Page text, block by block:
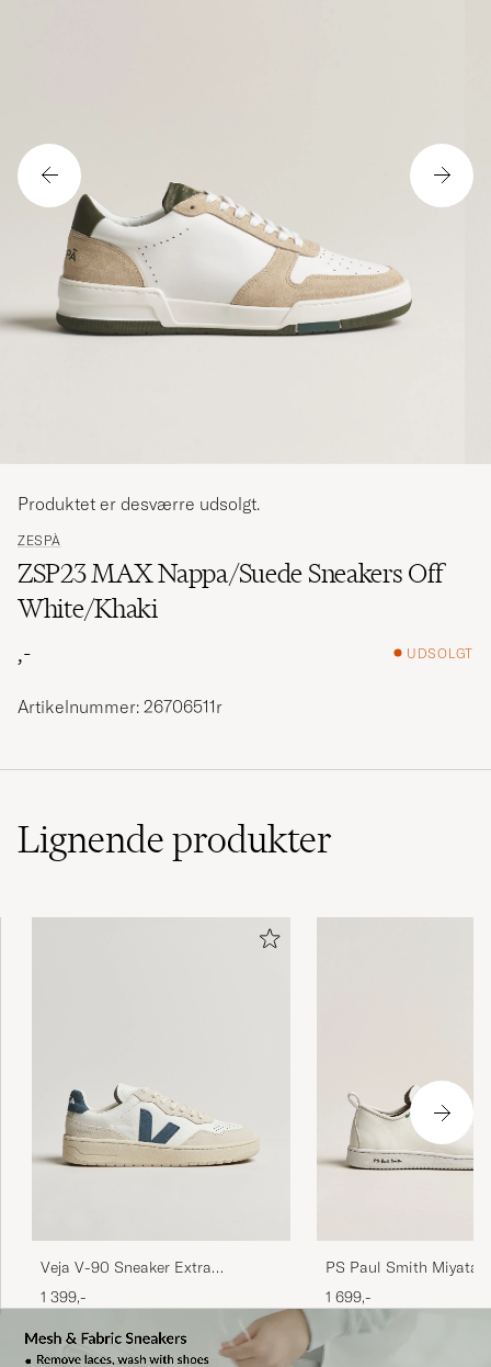
ZESPÀ
ZSP23 MAX Nappa/Suede Sneakers Off
White/Khaki
,-
UDSOLGT
Produktet er desværre udsolgt.
Artikelnummer: 26706511r
Lignendeprodukter
Veja V-90 Sneaker Extra
White/California
1 399,-
PS Paul Smith Miyata
White
1 699,-